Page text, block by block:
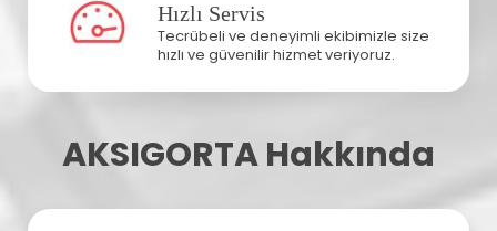
Hızlı Servis
Tecrübeli ve deneyimli ekibimizle size
hızlı ve güvenilir hizmet veriyoruz.
AKSIGORTA Hakkında